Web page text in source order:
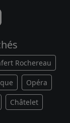
Rochereau
Opéra
Châtelet